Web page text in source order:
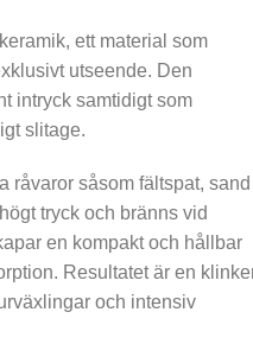
ett material som
utseende. Den
intryck samtidigt som
slitage.
råvaror såsom fältspat, sand
tryck och bränns vid
en kompakt och hållbar
Resultatet är en
och intensiv